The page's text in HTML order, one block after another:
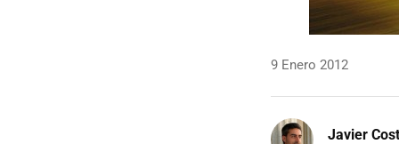
9 Enero 2012
Javier